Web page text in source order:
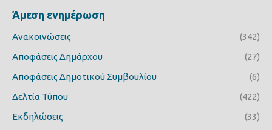
Άμεση ενημέρωση
Ανακοινώσεις
(342)
Αποφάσεις Δημάρχου
(27)
Αποφάσεις Δημοτικού Συμβουλίου
(6)
Δελτία Τύπου
(422)
Εκδηλώσεις
(33)